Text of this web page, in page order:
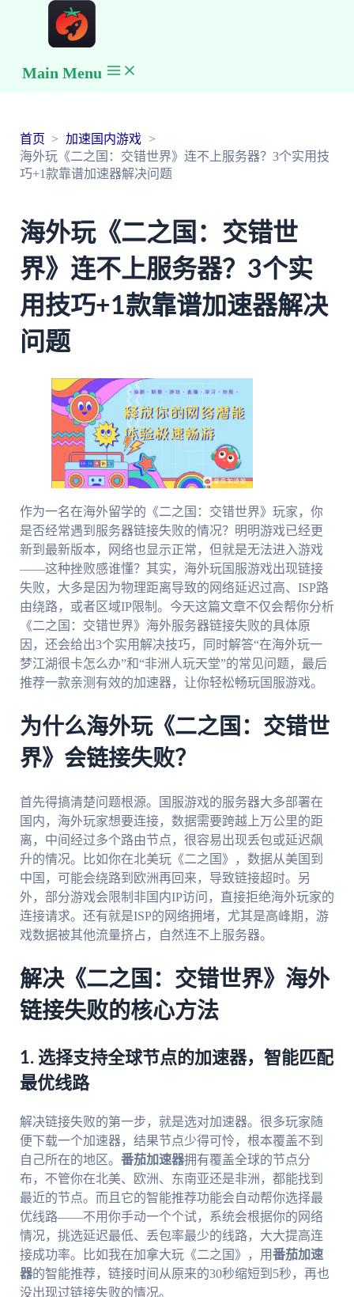
Main Menu
首页
加速国内游戏
海外玩《二之国：交错世界》连不上服务器？3个实用技
巧+1款靠谱加速器解决问题
海外玩《二之国：交错世
界》连不上服务器？3个实
用技巧+1款靠谱加速器解决
问题
作为一名在海外留学的《二之国：交错世界》玩家，你
是否经常遇到服务器链接失败的情况？明明游戏已经更
新到最新版本，网络也显示正常，但就是无法进入游戏
——这种挫败感谁懂？其实，海外玩国服游戏出现链接
失败，大多是因为物理距离导致的网络延迟过高、ISP路
由绕路，或者区域IP限制。今天这篇文章不仅会帮你分析
《二之国：交错世界》海外服务器链接失败的具体原
因，还会给出3个实用解决技巧，同时解答“在海外玩一
梦江湖很卡怎么办”和“非洲人玩天堂”的常见问题，最后
推荐一款亲测有效的加速器，让你轻松畅玩国服游戏。
为什么海外玩《二之国：交错世
界》会链接失败？
首先得搞清楚问题根源。国服游戏的服务器大多部署在
国内，海外玩家想要连接，数据需要跨越上万公里的距
离，中间经过多个路由节点，很容易出现丢包或延迟飙
升的情况。比如你在北美玩《二之国》，数据从美国到
中国，可能会绕路到欧洲再回来，导致链接超时。另
外，部分游戏会限制非国内IP访问，直接拒绝海外玩家的
连接请求。还有就是ISP的网络拥堵，尤其是高峰期，游
戏数据被其他流量挤占，自然连不上服务器。
解决《二之国：交错世界》海外
链接失败的核心方法
1. 选择支持全球节点的加速器，智能匹配
最优线路
解决链接失败的第一步，就是选对加速器。很多玩家随
便下载一个加速器，结果节点少得可怜，根本覆盖不到
自己所在的地区。 番茄加速器拥有覆盖全球的节点分
布，不管你在北美、欧洲、东南亚还是非洲，都能找到
最近的节点。而且它的智能推荐功能会自动帮你选择最
优线路——不用你手动一个个试，系统会根据你的网络
情况，挑选延迟最低、丢包率最少的线路，大大提高连
接成功率。比如我在加拿大玩《二之国》，用番茄加速
器的智能推荐，链接时间从原来的30秒缩短到5秒，再也
没出现过链接失败的情况。